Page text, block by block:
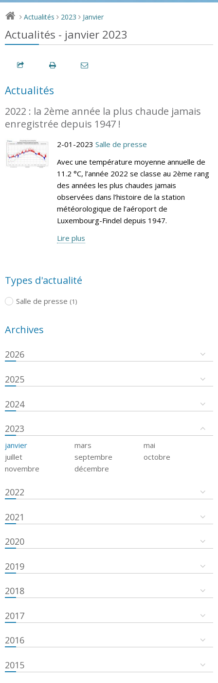
> Actualités > 2023 > Janvier
Actualités - janvier 2023
Actualités
2022 : la 2ème année la plus chaude jamais
enregistrée depuis 1947 !
2-01-2023 Salle de presse
Avec une température moyenne annuelle de
11.2 °C, l’année 2022 se classe au 2ème rang
des années les plus chaudes jamais
observées dans l’histoire de la station
météorologique de l’aéroport de
Luxembourg-Findel depuis 1947.
Lire plus
Types d'actualité
Salle de presse (1)
Archives
2026
2025
2024
2023
janvier mars
mai
juillet
septembre
octobre
novembre
décembre
2022
2021
2020
2019
2018
2017
2016
2015